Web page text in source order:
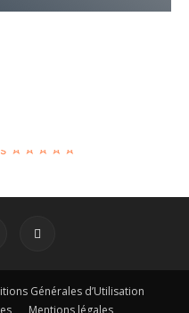
Générales d’Utilisation
Mentions légales